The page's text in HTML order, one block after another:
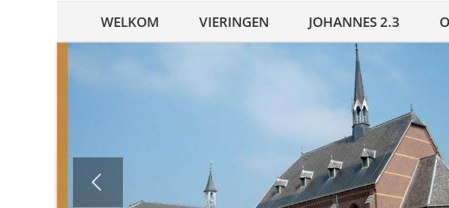
WELKOM VIERINGEN JOHANNES 2.3